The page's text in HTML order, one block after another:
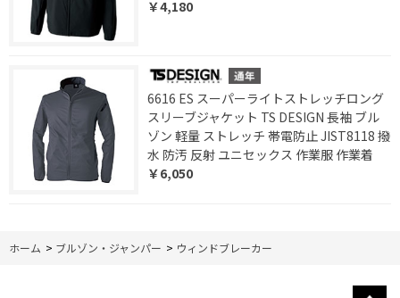
￥4,180
6616 ES スーパーライトストレッチロング
スリーブジャケット TS DESIGN 長袖 ブル
ゾン 軽量 ストレッチ 帯電防止 JIST8118 撥
水 防汚 反射 ユニセックス 作業服 作業着
￥6,050
ホーム > ブルゾン・ジャンパー > ウィンドブレーカー